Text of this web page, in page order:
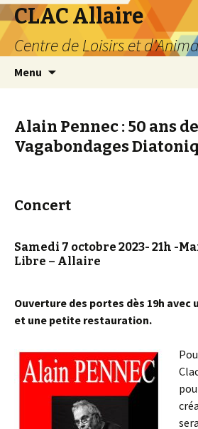
CLAC Allaire
Centre de Loisirs et
Menu
Alain Pennec : 50 ans de
Vagabondages
Concert
Samedi 7 octobre 2023- 21h -
Libre – Allaire
Ouverture des portes dès 19h avec
et une petite restauration.